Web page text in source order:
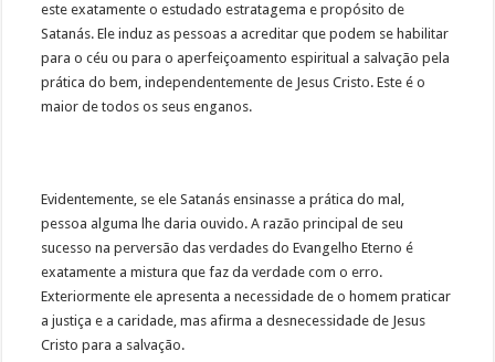
este exatamente o estudado estratagema e propósito de
Satanás. Ele induz as pessoas a acreditar que podem se habilitar
para o céu ou para o aperfeiçoamento espiritual a salvação pela
prática do bem, independentemente de Jesus Cristo. Este é o
maior de todos os seus enganos.
Evidentemente, se ele Satanás ensinasse a prática do mal,
pessoa alguma lhe daria ouvido. A razão principal de seu
sucesso na perversão das verdades do Evangelho Eterno é
exatamente a mistura que faz da verdade com o erro.
Exteriormente ele apresenta a necessidade de o homem praticar
a justiça e a caridade, mas afirma a desnecessidade de Jesus
Cristo para a salvação.